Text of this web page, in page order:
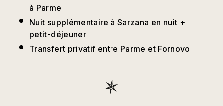
à Parme
Nuit supplémentaire à Sarzana en nuit +
petit-déjeuner
Transfert privatif entre Parme et Fornovo